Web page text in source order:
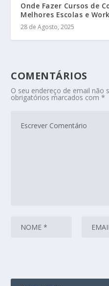
Onde Fazer Cursos de
Melhores Escolas e
28 de Agosto, 2025
COMENTÁRIOS
O seu endereço de email não
obrigatórios marcados com*